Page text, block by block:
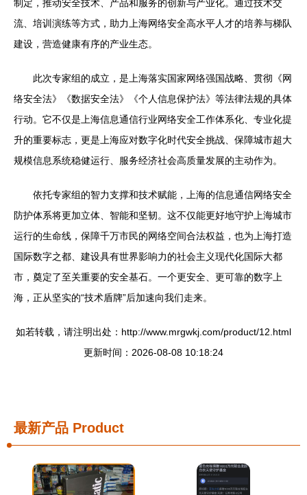
制定，推动安全技术、产品和服务的创新与产业化。通过技术交
流、培训演练等方式，助力上海网络安全高水平人才的培养与梯队
建设，营造健康有序的产业生态。
此次专家组的成立，是上海落实国家网络强国战略、贯彻《网
络安全法》《数据安全法》《个人信息保护法》等法律法规的具体
行动。它不仅是上海信息通信行业网络安全工作体系化、专业化提
升的重要标志，更是上海应对数字化时代安全挑战、保障城市超大
规模信息系统稳健运行、服务经济社会高质量发展的主动作为。
依托专家组的智力支撑和技术赋能，上海的信息通信网络安全
防护体系将更加立体、智能和坚韧。这不仅能更好地守护上海城市
运行的生命线，保障千万市民的网络空间合法权益，也为上海打造
国际数字之都、建设具有世界影响力的社会主义现代化国际大都
市，奠定了至关重要的安全基石。一个更安全、更可靠的数字上
海，正从坚实的“技术盾牌”后加速向我们走来。
如若转载，请注明出处：http://www.mrgwkj.com/product/12.html
更新时间：2026-08-08 10:18:24
最新产品 Product